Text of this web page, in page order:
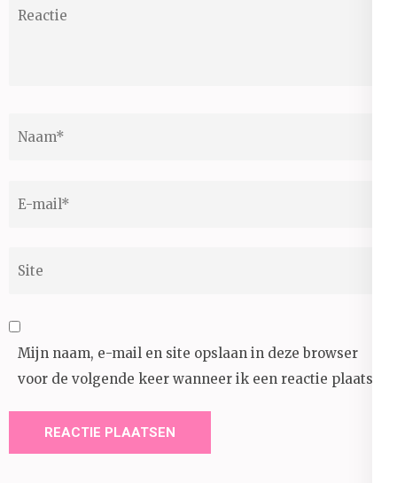
Mijn naam, e-mail en site opslaan in deze browser
voor de volgende keer wanneer ik een reactie plaats.